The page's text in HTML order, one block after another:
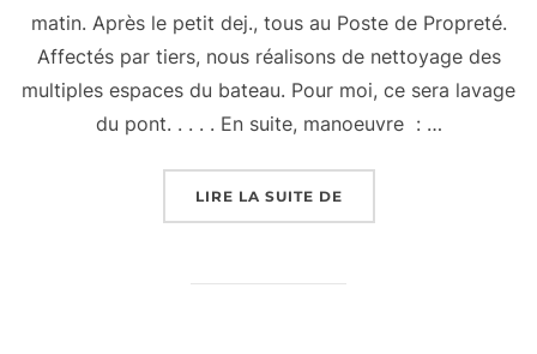
matin. Après le petit dej., tous au Poste de Propreté.
Affectés par tiers, nous réalisons de nettoyage des
multiples espaces du bateau. Pour moi, ce sera lavage
du pont. . . . . En suite, manoeuvre : …
LIRE LA SUITE DE« EMBARQUEMENT